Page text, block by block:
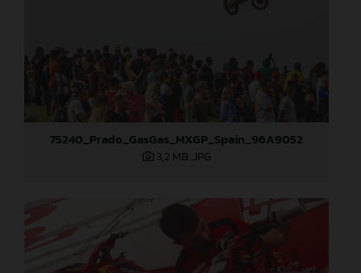
75240_Prado_GasGas_MXGP_Spain_96A9052
3,2 MB .JPG